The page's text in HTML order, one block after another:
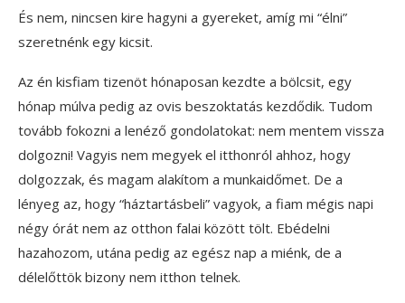
És nem, nincsen kire hagyni a gyereket, amíg mi “élni”
szeretnénk egy kicsit.
Az én kisfiam tizenöt hónaposan kezdte a bölcsit, egy
hónap múlva pedig az ovis beszoktatás kezdődik. Tudom
tovább fokozni a lenéző gondolatokat: nem mentem vissza
dolgozni! Vagyis nem megyek el itthonról ahhoz, hogy
dolgozzak, és magam alakítom a munkaidőmet. De a
lényeg az, hogy “háztartásbeli” vagyok, a fiam mégis napi
négy órát nem az otthon falai között tölt. Ebédelni
hazahozom, utána pedig az egész nap a miénk, de a
délelőttök bizony nem itthon telnek.